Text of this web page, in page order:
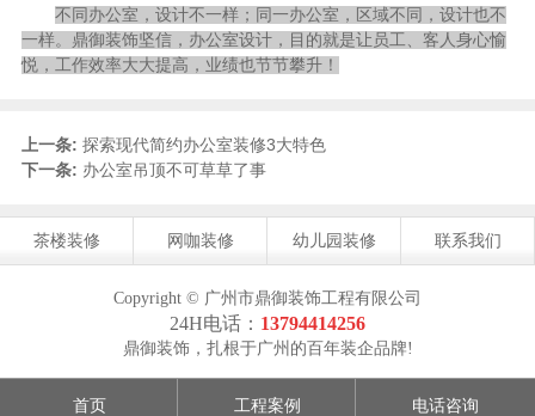
不同办公室，设计不一样；同一办公室，区域不同，设计也不
一样。鼎御装饰坚信，办公室设计，目的就是让员工、客人身心愉
悦，工作效率大大提高，业绩也节节攀升！
上一条: 探索现代简约办公室装修3大特色
下一条: 办公室吊顶不可草草了事
茶楼装修 网咖装修 幼儿园装修 联系我们
Copyright © 广州市鼎御装饰工程有限公司
24H电话： 13794414256
鼎御装饰，扎根于广州的百年装企品牌!
首页 工程案例 电话咨询